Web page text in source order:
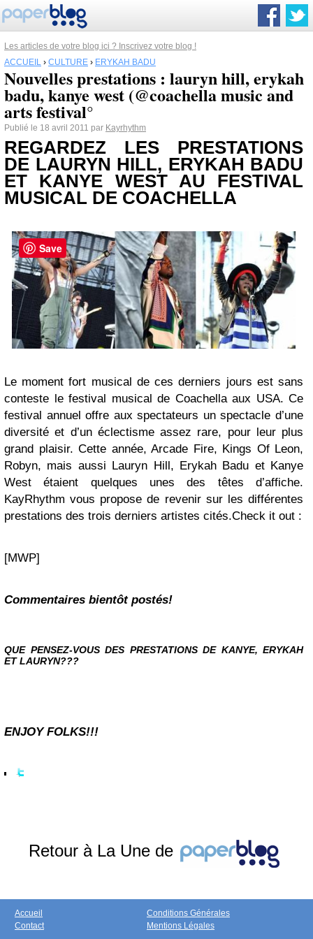
Les articles de votre blog ici ? Inscrivez votre blog !
ACCUEIL › CULTURE › ERYKAH BADU
Nouvelles prestations : lauryn hill, erykah
badu, kanye west (@coachella music and
arts festival°
Publié le 18 avril 2011 par Kayrhythm
REGARDEZ LES PRESTATIONS
DE LAURYN HILL, ERYKAH BADU
ET KANYE WESTAU FESTIVAL
MUSICAL DE COACHELLA
Le moment fort musical de ces derniers jours est sans
conteste le festival musical de Coachella aux USA. Ce
festival annuel offre aux spectateurs un spectacle d’une
diversité et d’un éclectisme assez rare, pour leur plus
grand plaisir. Cette année, Arcade Fire, Kings Of Leon,
Robyn, mais aussi Lauryn Hill, Erykah Badu et Kanye
West étaient quelques unes des têtes d’affiche.
KayRhythmvous propose de revenir sur les différentes
prestations des trois derniers artistes cités.Check it out :
[MWP]
Commentaires bientôt postés!
QUE PENSEZ-VOUS DES PRESTATIONS DE KANYE, ERYKAH
ET LAURYN???
ENJOY FOLKS!!!
Retour à La Une de
Accueil
Contact
Conditions Générales
Mentions Légales
Save